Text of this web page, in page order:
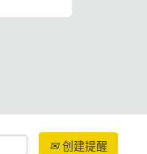
创建提醒